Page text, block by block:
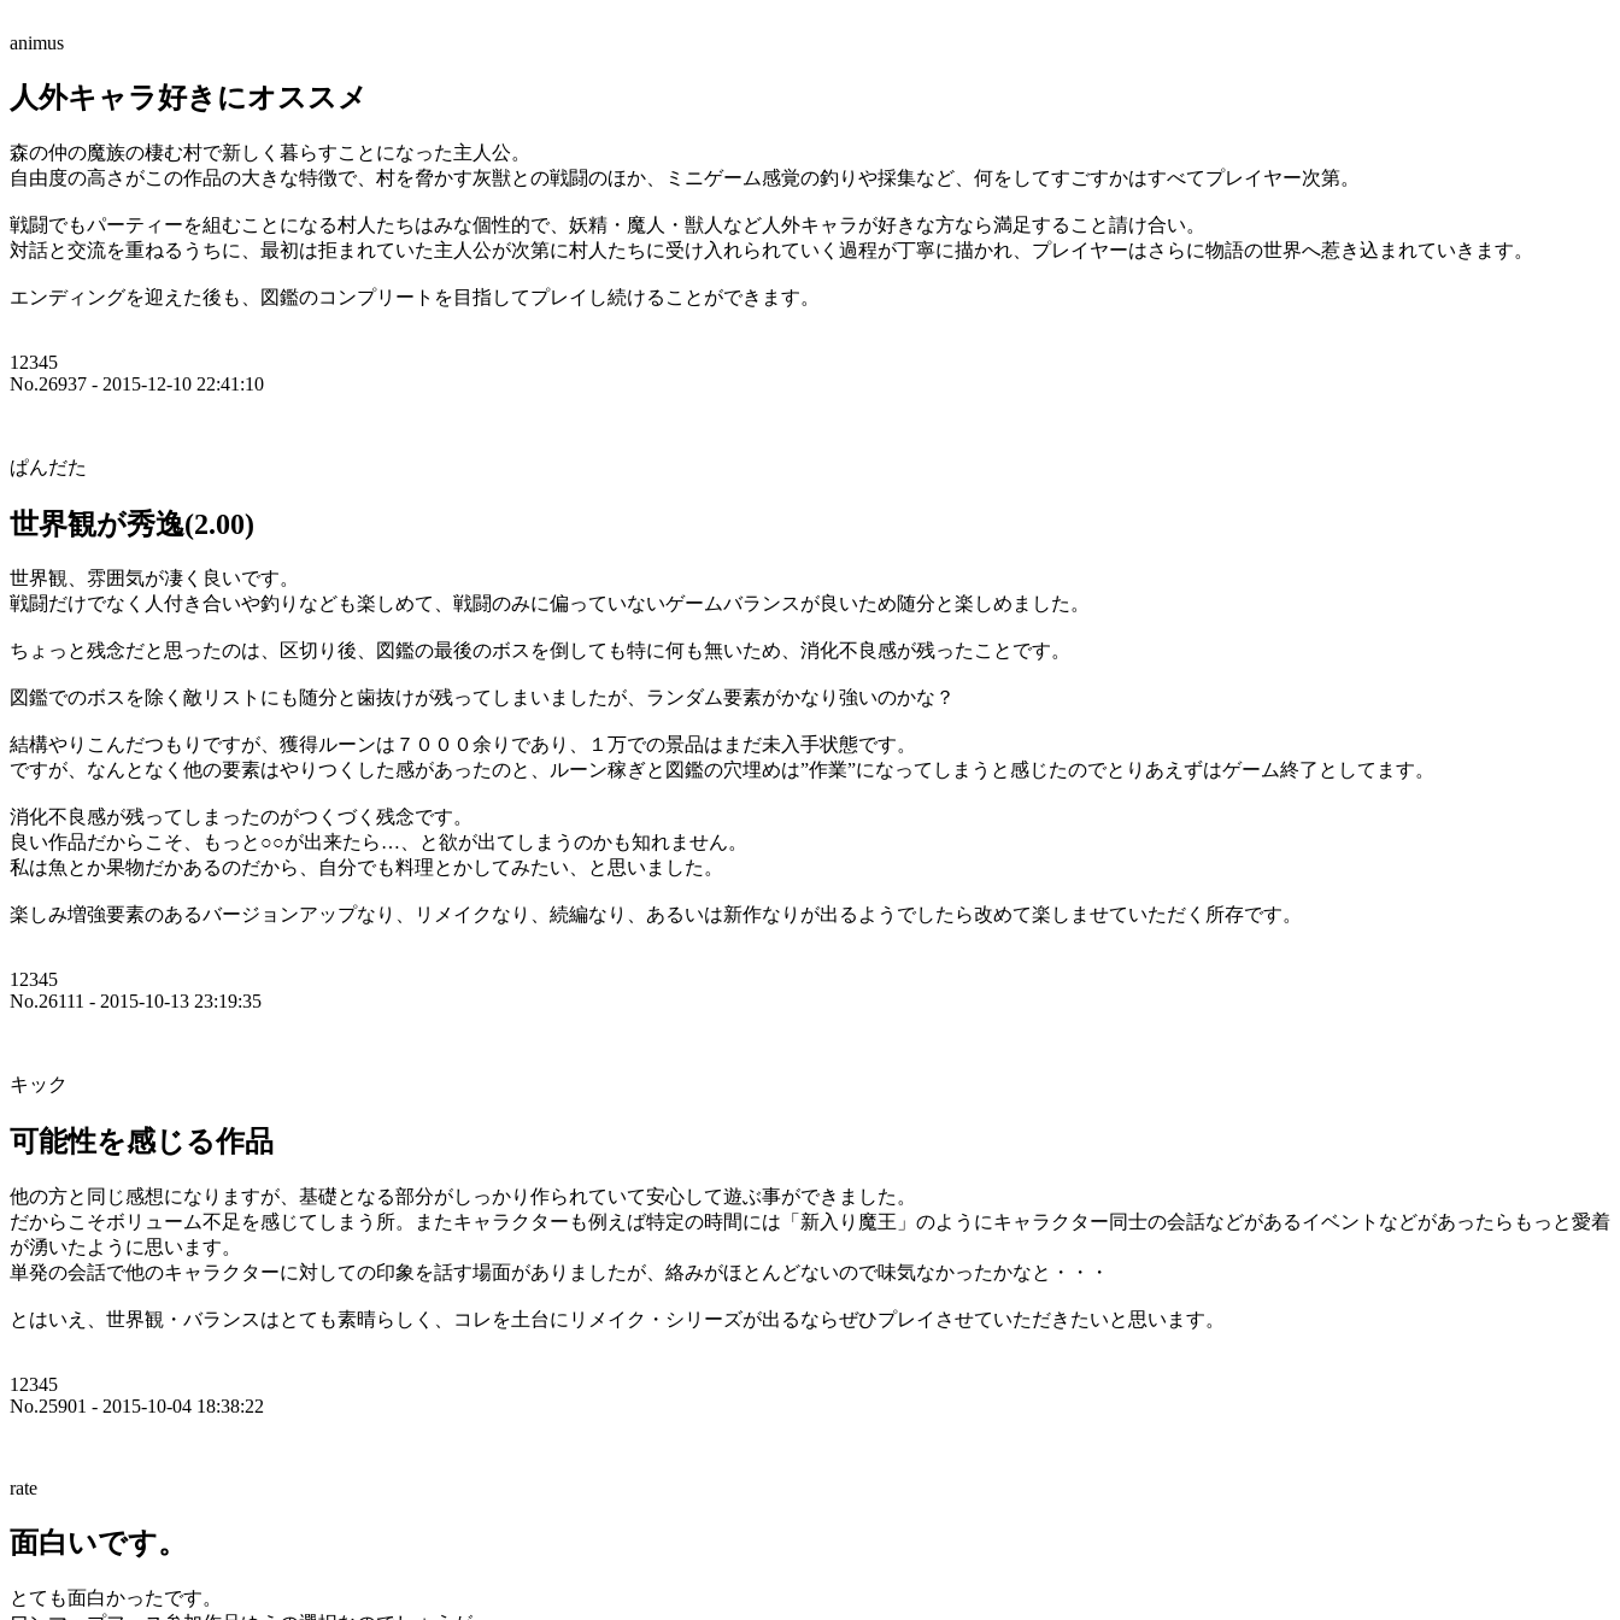
animus
人外キャラ好きにオススメ
森の仲の魔族の棲む村で新しく暮らすことになった主人公。
自由度の高さがこの作品の大きな特徴で、村を脅かす灰獣との戦闘のほか、ミニゲーム感覚の釣りや採集など、何をしてすごすかはすべてプレイヤー次第。
戦闘でもパーティーを組むことになる村人たちはみな個性的で、妖精・魔人・獣人など人外キャラが好きな方なら満足すること請け合い。
対話と交流を重ねるうちに、最初は拒まれていた主人公が次第に村人たちに受け入れられていく過程が丁寧に描かれ、プレイヤーはさらに物語の世界へ惹き込まれていきます。
エンディングを迎えた後も、図鑑のコンプリートを目指してプレイし続けることができます。
12345
No.26937 - 2015-12-10 22:41:10
ぱんだた
世界観が秀逸(2.00)
世界観、雰囲気が凄く良いです。
戦闘だけでなく人付き合いや釣りなども楽しめて、戦闘のみに偏っていないゲームバランスが良いため随分と楽しめました。
ちょっと残念だと思ったのは、区切り後、図鑑の最後のボスを倒しても特に何も無いため、消化不良感が残ったことです。
図鑑でのボスを除く敵リストにも随分と歯抜けが残ってしまいましたが、ランダム要素がかなり強いのかな？
結構やりこんだつもりですが、獲得ルーンは７０００余りであり、１万での景品はまだ未入手状態です。
ですが、なんとなく他の要素はやりつくした感があったのと、ルーン稼ぎと図鑑の穴埋めは”作業”になってしまうと感じたのでとりあえずはゲーム終了としてます。
消化不良感が残ってしまったのがつくづく残念です。
良い作品だからこそ、もっと○○が出来たら…、と欲が出てしまうのかも知れません。
私は魚とか果物だかあるのだから、自分でも料理とかしてみたい、と思いました。
楽しみ増強要素のあるバージョンアップなり、リメイクなり、続編なり、あるいは新作なりが出るようでしたら改めて楽しませていただく所存です。
12345
No.26111 - 2015-10-13 23:19:35
キック
可能性を感じる作品
他の方と同じ感想になりますが、基礎となる部分がしっかり作られていて安心して遊ぶ事ができました。
だからこそボリューム不足を感じてしまう所。またキャラクターも例えば特定の時間には「新入り魔王」のようにキャラクター同士の会話などがあるイベントなどがあったらもっと愛着
が湧いたように思います。
単発の会話で他のキャラクターに対しての印象を話す場面がありましたが、絡みがほとんどないので味気なかったかなと・・・
とはいえ、世界観・バランスはとても素晴らしく、コレを土台にリメイク・シリーズが出るならぜひプレイさせていただきたいと思います。
12345
No.25901 - 2015-10-04 18:38:22
rate
面白いです。
とても面白かったです。